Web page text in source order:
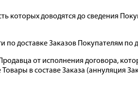
которых доводятся до сведения
по доставке Заказов Покупателям по
от исполнения договора,
в составе Заказа (аннуляция